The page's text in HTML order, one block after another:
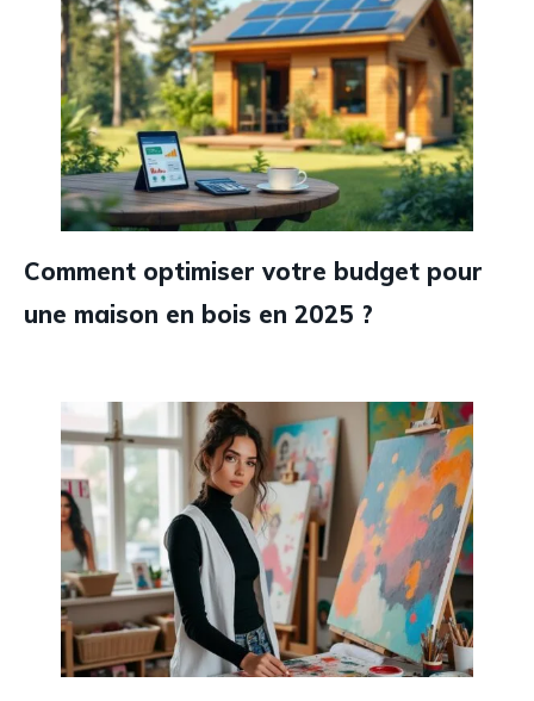
Comment optimiser votre budget pour
une maison en bois en 2025 ?